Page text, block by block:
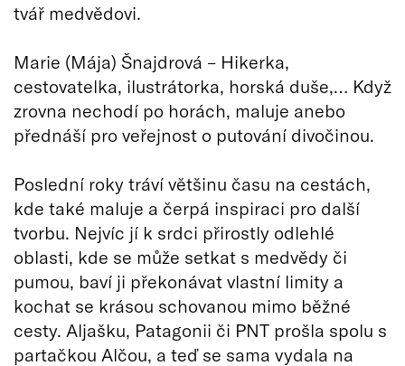
tvář medvědovi.
Marie (Mája) Šnajdrová – Hikerka,
cestovatelka, ilustrátorka, horská duše,… Když
zrovna nechodí po horách, maluje anebo
přednáší pro veřejnost o putování divočinou.
Poslední roky tráví většinu času na cestách,
kde také maluje a čerpá inspiraci pro další
tvorbu. Nejvíc jí k srdci přirostly odlehlé
oblasti, kde se může setkat s medvědy či
pumou, baví ji překonávat vlastní limity a
kochat se krásou schovanou mimo běžné
cesty. Aljašku, Patagonii či PNT prošla spolu s
partačkou Alčou, a teď se sama vydala na